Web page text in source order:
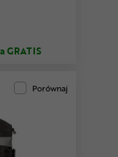
GRATIS
Porównaj